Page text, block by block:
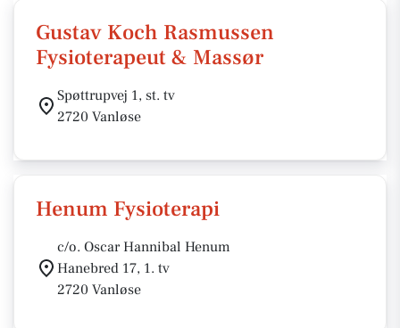
Gustav Koch Rasmussen
Fysioterapeut & Massør
Spøttrupvej 1, st. tv
2720 Vanløse
Henum Fysioterapi
c/o. Oscar Hannibal Henum
Hanebred 17, 1. tv
2720 Vanløse